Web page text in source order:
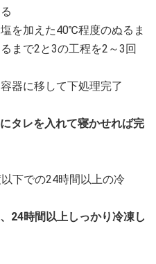
を加えた40℃程度のぬるま
まで2と3の工程を2～3回
器に移して下処理完了
タレを入れて寝かせれば完
下での24時間以上の冷
24時間以上しっかり冷凍し